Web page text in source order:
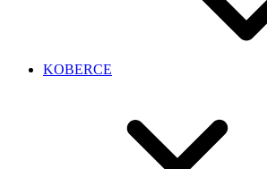
KOBERCE